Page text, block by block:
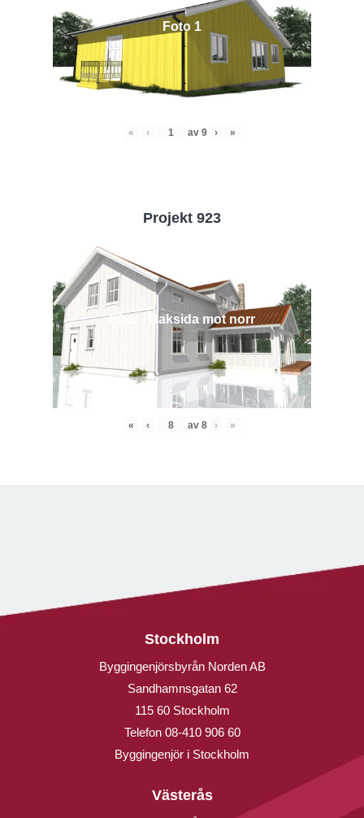
Foto 1
« ‹ av 9 › »
Projekt 923
Efter - Baksida mot norr
« ‹ av 8 › »
Stockholm
Byggingenjörsbyrån Norden AB
Sandhamnsgatan 62
115 60 Stockholm
Telefon 08-410 906 60
Byggingenjör i Stockholm
Västerås